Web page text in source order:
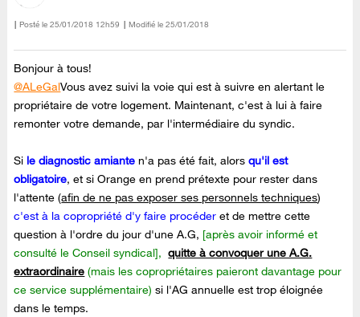
Posté le ‎25/01/2018 12h59 Modifié le 25/01/2018
Bonjour à tous!
@ALeGalVous avez suivi la voie qui est à suivre en alertant le
propriétaire de votre logement. Maintenant, c'est à lui à faire
remonter votre demande, par l'intermédiaire du syndic.
Si le diagnostic amiante n'a pas été fait, alorsqu'il est
obligatoire, et si Orange en prend prétexte pour rester dans
l'attente (afin de ne pas exposer ses personnels techniques)
c'est à la copropriété d'y faire procéder et de mettre cette
question à l'ordre du jour d'une A.G, [après avoir informé et
consulté le Conseil syndical], quitte à convoquer une A.G.
extraordinaire (mais les copropriétaires paieront davantage pour
ce service supplémentaire) si l'AG annuelle est trop éloignée
dans le temps.